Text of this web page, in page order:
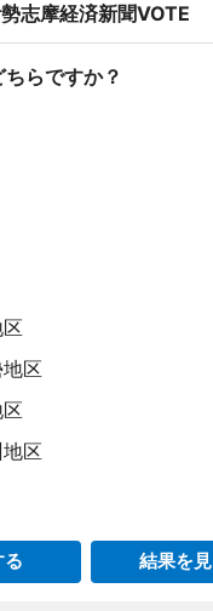
志摩経済新聞VOTE
らですか？
区
区
る 結果を